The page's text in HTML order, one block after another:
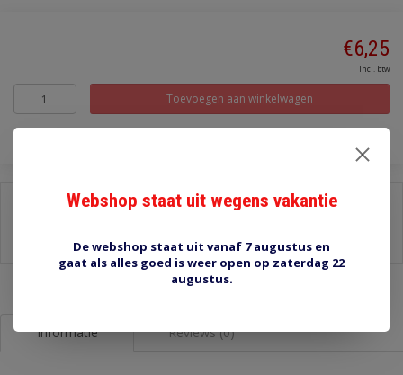
€6,25
Incl. btw
Toevoegen aan winkelwagen
Informatie Reviews (0)
Webshop staat uit wegens vakantie
De webshop staat uit vanaf 7 augustus en
gaat als alles goed is weer open op zaterdag 22
augustus.